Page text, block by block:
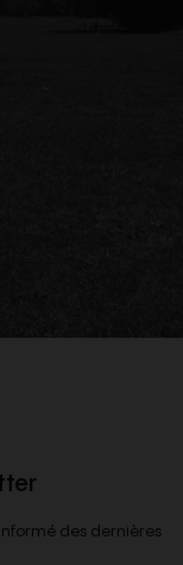
des dernières